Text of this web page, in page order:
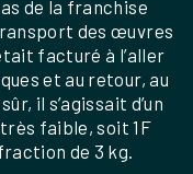
de la franchise
des œuvres
facturé à l’aller
et au retour, au
il s’agissait d’un
faible, soit 1F
de 3 kg.